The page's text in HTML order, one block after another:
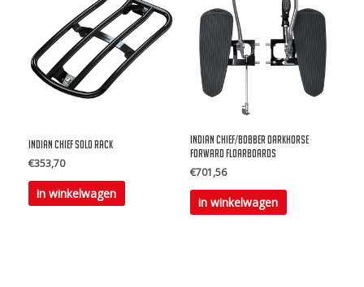
variaties.
Deze
optie
productpagina
Indian Chief Solo Rack
€353,70
in winkelwagen
Indian Chief/Bobber Darkhorse
Forward Floarboards
€701,56
in winkelwagen